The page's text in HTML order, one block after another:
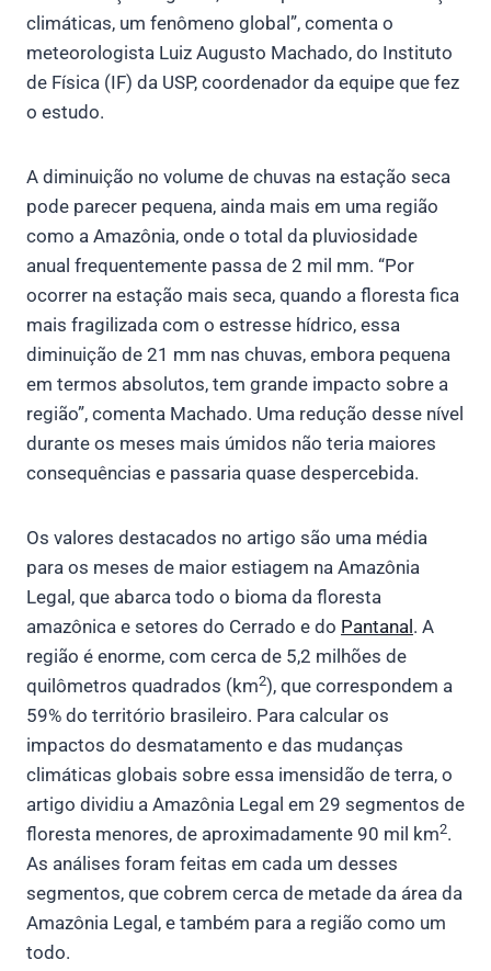
climáticas, um fenômeno global”, comenta o
meteorologista Luiz Augusto Machado, do Instituto
de Física (IF) da USP, coordenador da equipe que fez
o estudo.
A diminuição no volume de chuvas na estação seca
pode parecer pequena, ainda mais em uma região
como a Amazônia, onde o total da pluviosidade
anual frequentemente passa de 2 mil mm. “Por
ocorrer na estação mais seca, quando a floresta fica
mais fragilizada com o estresse hídrico, essa
diminuição de 21 mm nas chuvas, embora pequena
em termos absolutos, tem grande impacto sobre a
região”, comenta Machado. Uma redução desse nível
durante os meses mais úmidos não teria maiores
consequências e passaria quase despercebida.
Os valores destacados no artigo são uma média
para os meses de maior estiagem na Amazônia
Legal, que abarca todo o bioma da floresta
amazônica e setores do Cerrado e do Pantanal. A
região é enorme, com cerca de 5,2 milhões de
quilômetros quadrados (km2), que correspondem a
59% do território brasileiro. Para calcular os
impactos do desmatamento e das mudanças
climáticas globais sobre essa imensidão de terra, o
artigo dividiu a Amazônia Legal em 29 segmentos de
floresta menores, de aproximadamente 90 mil km2.
As análises foram feitas em cada um desses
segmentos, que cobrem cerca de metade da área da
Amazônia Legal, e também para a região como um
todo.